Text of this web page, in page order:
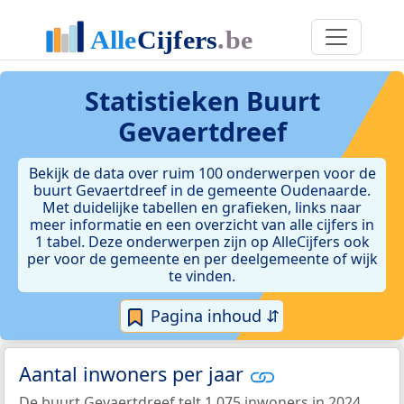
Statistieken Buurt
Gevaertdreef
Bekijk de data over ruim 100 onderwerpen voor de
buurt Gevaertdreef in de gemeente Oudenaarde.
Met duidelijke tabellen en grafieken, links naar
meer informatie en een overzicht van alle cijfers in
1 tabel. Deze onderwerpen zijn op AlleCijfers ook
per voor de gemeente en per deelgemeente of wijk
te vinden.
Pagina inhoud ⇵
Aantal inwoners per jaar